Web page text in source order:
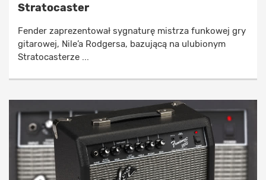
Stratocaster
Fender zaprezentował sygnaturę mistrza funkowej gry
gitarowej, Nile’a Rodgersa, bazującą na ulubionym
Stratocasterze ...